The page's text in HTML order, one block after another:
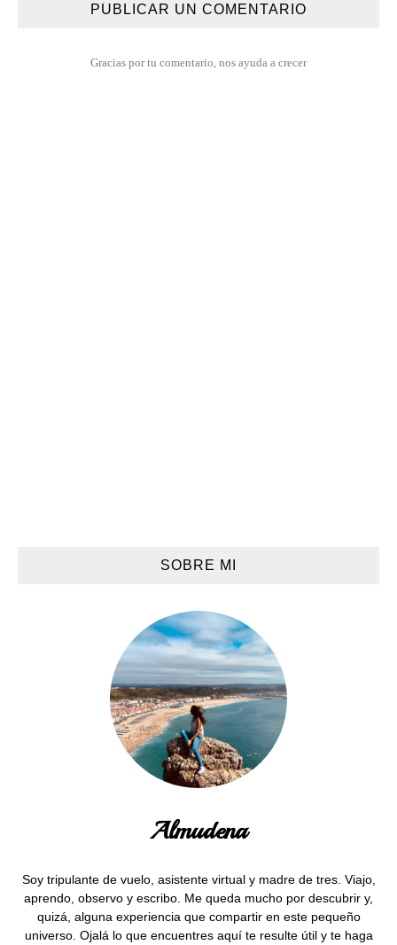
PUBLICAR UN COMENTARIO
Gracias por tu comentario, nos ayuda a crecer
SOBRE MI
Almudena
Soy tripulante de vuelo, asistente virtual y madre de tres. Viajo,
aprendo, observo y escribo. Me queda mucho por descubrir y,
quizá, alguna experiencia que compartir en este pequeño
universo. Ojalá lo que encuentres aquí te resulte útil y te haga